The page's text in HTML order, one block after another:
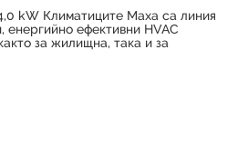
kW Климатиците Maxa са линия
енергийно ефективни HVAC
за жилищна, така и за